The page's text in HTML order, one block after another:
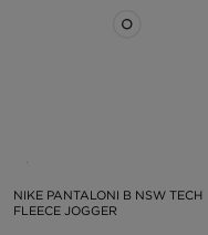
NIKE PANTALONI B NSW TECH
FLEECE JOGGER